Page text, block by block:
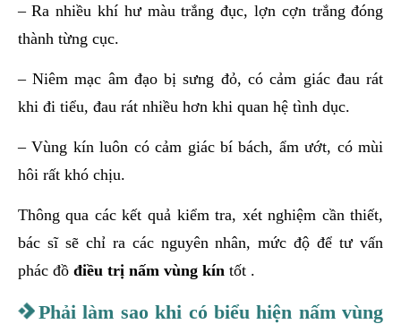
– Ra nhiều khí hư màu trắng đục, lợn cợn trắng đóng
thành từng cục.
– Niêm mạc âm đạo bị sưng đỏ, có cảm giác đau rát
khi đi tiểu, đau rát nhiều hơn khi quan hệ tình dục.
– Vùng kín luôn có cảm giác bí bách, ẩm ướt, có mùi
hôi rất khó chịu.
Thông qua các kết quả kiểm tra, xét nghiệm cần thiết,
bác sĩ sẽ chỉ ra các nguyên nhân, mức độ để tư vấn
phác đồ điều trị nấm vùng kín tốt .
Phải làm sao khi có biểu hiện nấm vùng